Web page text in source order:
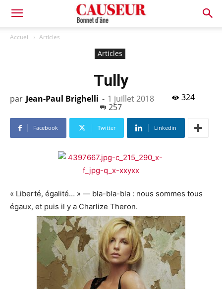
Bonnet
Accueil Articles
Articles
Tully
par Jean-Paul Brighelli - 1 juillet 2018
324
257
Facebook Twitter Linkedin
« Liberté, égalité… » — bla-bla-bla : nous sommes tous
égaux, et puis il y a Charlize Theron.